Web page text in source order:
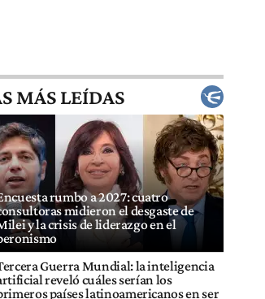
MÁS LEÍDAS
rumbo a 2027: cuatro
midieron el desgaste de
y la crisis de liderazgo en el
Guerra Mundial: la inteligencia
reveló cuáles serían los
países latinoamericanos en ser